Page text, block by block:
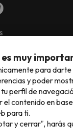
©
muy
para
y poder
perfil de
el contenido en
para ti.
y cerrar", harás